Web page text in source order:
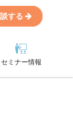
する
セミナー情報